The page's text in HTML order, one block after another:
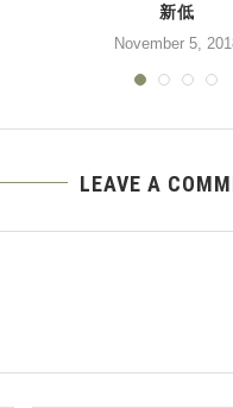
新低
November 5,
LEAVE A